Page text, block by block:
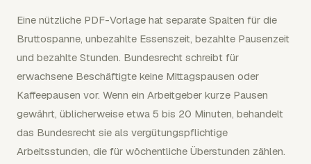
Eine nützliche PDF-Vorlage hat separate Spalten für die
Bruttospanne, unbezahlte Essenszeit, bezahlte Pausenzeit
und bezahlte Stunden. Bundesrecht schreibt für
erwachsene Beschäftigte keine Mittagspausen oder
Kaffeepausen vor. Wenn ein Arbeitgeber kurze Pausen
gewährt, üblicherweise etwa 5 bis 20 Minuten, behandelt
das Bundesrecht sie als vergütungspflichtige
Arbeitsstunden, die für wöchentliche Überstunden zählen.